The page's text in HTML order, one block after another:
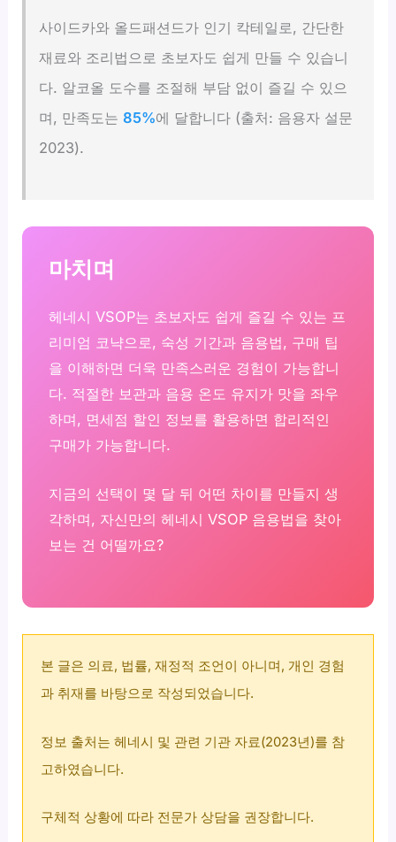
사이드카와 올드패션드가 인기 칵테일로, 간단한
재료와 조리법으로 초보자도 쉽게 만들 수 있습니
다. 알코올 도수를 조절해 부담 없이 즐길 수 있으
며, 만족도는85%에 달합니다 (출처: 음용자 설문
2023).
마치며
헤네시 VSOP는 초보자도 쉽게 즐길 수 있는 프
리미엄 코냑으로, 숙성 기간과 음용법, 구매 팁
을 이해하면 더욱 만족스러운 경험이 가능합니
다. 적절한 보관과 음용 온도 유지가 맛을 좌우
하며, 면세점 할인 정보를 활용하면 합리적인
구매가 가능합니다.
지금의 선택이 몇 달 뒤 어떤 차이를 만들지 생
각하며, 자신만의 헤네시 VSOP 음용법을 찾아
보는 건 어떨까요?
본 글은 의료, 법률, 재정적 조언이 아니며, 개인 경험
과 취재를 바탕으로 작성되었습니다.
정보 출처는 헤네시 및 관련 기관 자료(2023년)를 참
고하였습니다.
구체적 상황에 따라 전문가 상담을 권장합니다.